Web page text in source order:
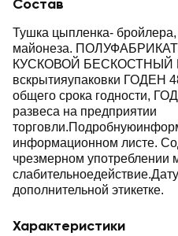
Состав
Тушка цыпленка-
майонеза.
КУСКОВОЙ БЕСКОСТНЫЙ
вскрытияупаковки ГОДЕН
общего срока годности,
развеса на предприятии
информационном листе. Содержит подсластитель. При
чрезмерном употреблении
дополнительной этикетке.
Характеристики